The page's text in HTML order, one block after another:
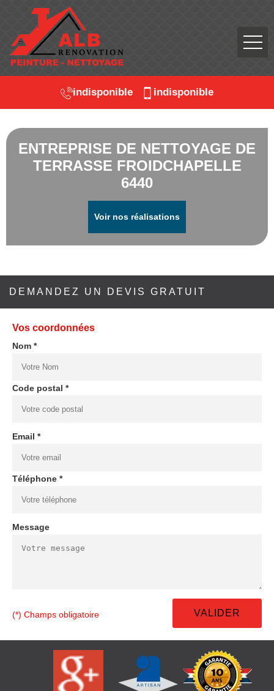
indisponible indisponible
ENTREPRISE DE NETTOYAGE DE
TERRASSE FROIDCHAPELLE
6440
Voir nos réalisations
DEMANDEZ UN DEVIS GRATUIT
Vos coordonnées
Nom *
Code postal *
Email *
Téléphone *
Message
(*) Champs obligatoire